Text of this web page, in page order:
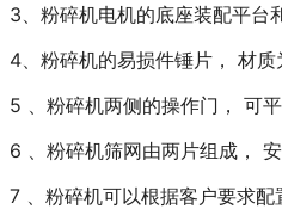
3、粉碎机电机的底座装配平台
4、粉碎机的易损件锤片， 材
5 、粉碎机两侧的操作门， 可
6 、粉碎机筛网由两片组成，
7 、粉碎机可以根据客户要求配